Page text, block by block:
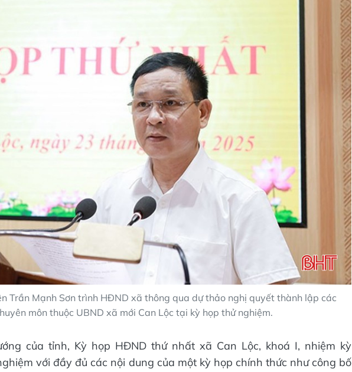
Trần Mạnh Sơn trình HĐND xã thông qua dự thảo nghị quyết thành lập các
môn thuộc UBND xã mới Can Lộc tại kỳ họp thử nghiệm.
của tỉnh, Kỳ họp HĐND thứ nhất xã Can Lộc, khoá I, nhiệm kỳ
với đầy đủ các nội dung của một kỳ họp chính thức như công bố